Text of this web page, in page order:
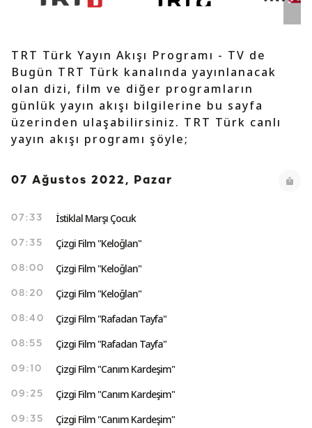
TRT Türk Yayın Akışı Programı - TV de
Bugün TRT Türk kanalında yayınlanacak
olan dizi, film ve diğer programların
günlük yayın akışı bilgilerine bu sayfa
üzerinden ulaşabilirsiniz. TRT Türk canlı
yayın akışı programı şöyle;
07 Ağustos 2022, Pazar
07:33 İstiklal Marşı Çocuk
07:35 Çizgi Film "Keloğlan"
08:00 Çizgi Film "Keloğlan"
08:20 Çizgi Film "Keloğlan"
08:40 Çizgi Film "Rafadan Tayfa"
08:55 Çizgi Film "Rafadan Tayfa"
09:10 Çizgi Film "Canım Kardeşim"
09:25 Çizgi Film "Canım Kardeşim"
09:35 Çizgi Film "Canım Kardeşim"